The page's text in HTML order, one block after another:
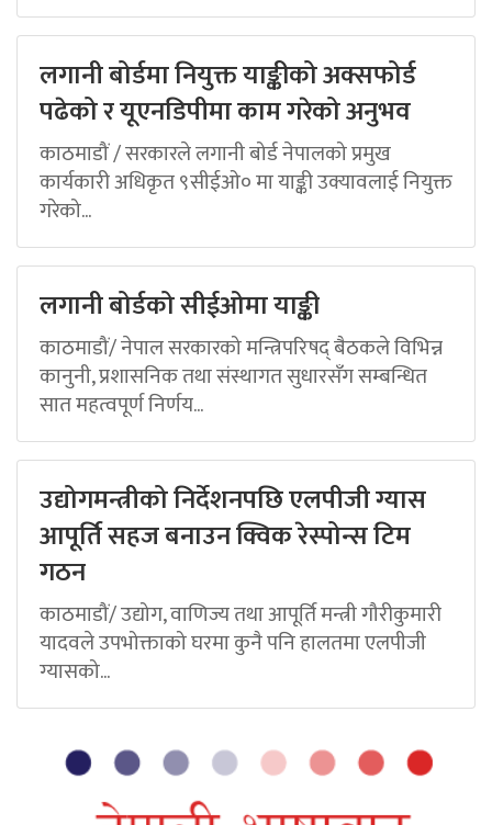
लगानी बोर्डमा नियुक्त याङ्कीको अक्सफोर्ड
पढेको र यूएनडिपीमा काम गरेको अनुभव
काठमाडौं / सरकारले लगानी बोर्ड नेपालको प्रमुख
कार्यकारी अधिकृत ९सीईओ० मा याङ्की उक्यावलाई नियुक्त
गरेको...
लगानी बोर्डको सीईओमा याङ्की
काठमाडौं/ नेपाल सरकारको मन्त्रिपरिषद् बैठकले विभिन्न
कानुनी, प्रशासनिक तथा संस्थागत सुधारसँग सम्बन्धित
सात महत्वपूर्ण निर्णय...
उद्योगमन्त्रीको निर्देशनपछि एलपीजी ग्यास
आपूर्ति सहज बनाउन क्विक रेस्पोन्स टिम
गठन
काठमाडौं/ उद्योग, वाणिज्य तथा आपूर्ति मन्त्री गौरीकुमारी
यादवले उपभोक्ताको घरमा कुनै पनि हालतमा एलपीजी
ग्यासको...